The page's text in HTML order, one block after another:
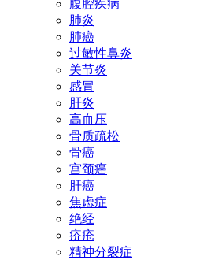
腹腔疾病
肺炎
肺癌
过敏性鼻炎
关节炎
感冒
肝炎
高血压
骨质疏松
骨癌
宫颈癌
肝癌
焦虑症
绝经
疥疮
精神分裂症